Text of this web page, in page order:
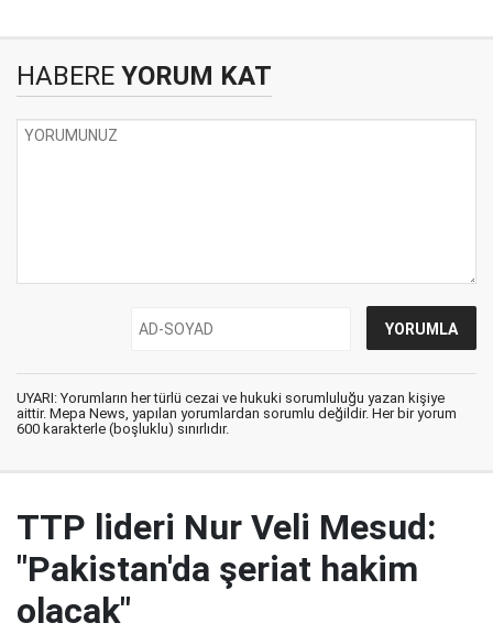
HABERE YORUM KAT
UYARI: Yorumların her türlü cezai ve hukuki sorumluluğu yazan kişiye
aittir. Mepa News, yapılan yorumlardan sorumlu değildir. Her bir yorum
600 karakterle (boşluklu) sınırlıdır.
TTP lideri Nur Veli Mesud:
"Pakistan'da şeriat hakim
olacak"